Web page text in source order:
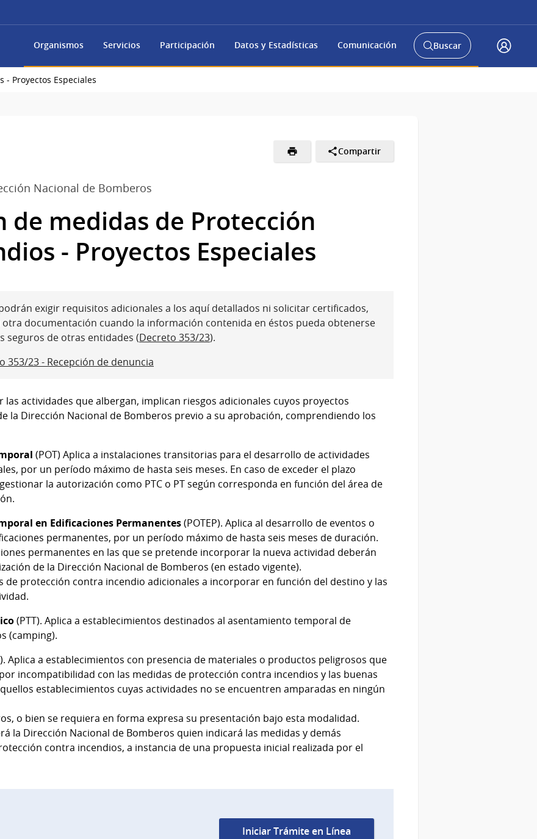
Organismos Servicios Participación Datos y Estadísticas Comunicación
Abrir
buscador
Buscar
Acceso
Proyectos Especiales
Compartir
Nacional de Bomberos
de medidas de Protección
- Proyectos Especiales
exigir requisitos adicionales a los aquí detallados ni solicitar certificados,
documentación cuando la información contenida en éstos pueda obtenerse
seguros de otras entidades (Decreto 353/23).
23 - Recepción de denuncia
las actividades que albergan, implican riesgos adicionales cuyos proyectos
la Dirección Nacional de Bomberos previo a su aprobación, comprendiendo los
(POT) Aplica a instalaciones transitorias para el desarrollo de actividades
por un período máximo de hasta seis meses. En caso de exceder el plazo
la autorización como PTC o PT según corresponda en función del área de
en Edificaciones Permanentes(POTEP). Aplica al desarrollo de eventos o
permanentes, por un período máximo de hasta seis meses de duración.
permanentes en las que se pretende incorporar la nueva actividad deberán
de la Dirección Nacional de Bomberos (en estado vigente).
de protección contra incendio adicionales a incorporar en función del destino y las
(PTT). Aplica a establecimientos destinados al asentamiento temporal de
(camping).
Aplica a establecimientos con presencia de materiales o productos peligrosos que
incompatibilidad con las medidas de protección contra incendios y las buenas
establecimientos cuyas actividades no se encuentren amparadas en ningún
o bien se requiera en forma expresa su presentación bajo esta modalidad.
la Dirección Nacional de Bomberos quien indicará las medidas y demás
contra incendios, a instancia de una propuesta inicial realizada por el
Iniciar Trámite en Línea